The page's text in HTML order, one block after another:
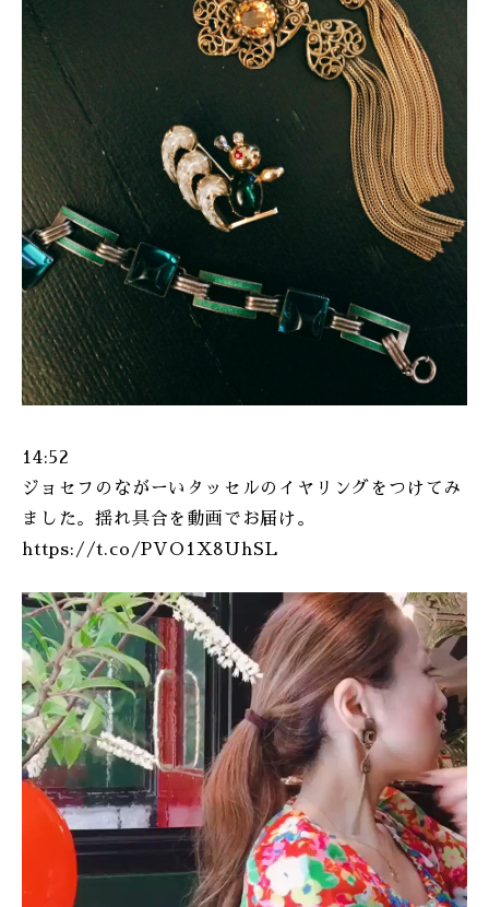
14:52
ジョセフのながーいタッセルのイヤリングをつけてみ
ました。揺れ具合を動画でお届け。
https://t.co/PVO1X8UhSL